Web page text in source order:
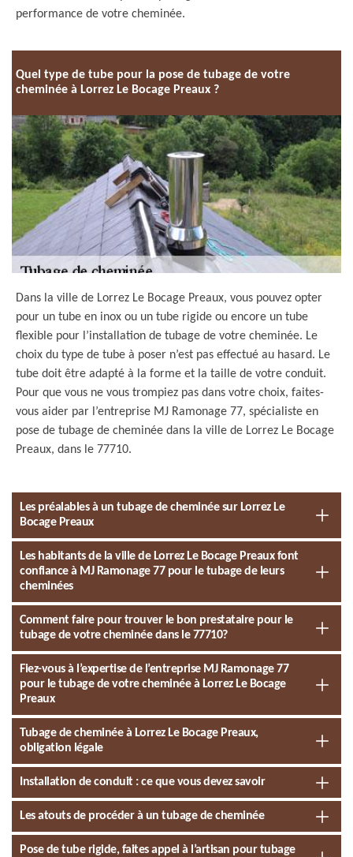
performance de votre cheminée.
Quel type de tube pour la pose de tubage de votre
cheminée à Lorrez Le Bocage Preaux ?
Dans la ville de Lorrez Le Bocage Preaux, vous pouvez opter
pour un tube en inox ou un tube rigide ou encore un tube
flexible pour l’installation de tubage de votre cheminée. Le
choix du type de tube à poser n’est pas effectué au hasard. Le
tube doit être adapté à la forme et la taille de votre conduit.
Pour que vous ne vous trompiez pas dans votre choix, faites-
vous aider par l’entreprise MJ Ramonage 77, spécialiste en
pose de tubage de cheminée dans la ville de Lorrez Le Bocage
Preaux, dans le 77710.
Les préalables à un tubage de cheminée sur Lorrez Le
Bocage Preaux
Les habitants de la ville de Lorrez Le Bocage Preaux font
confiance à MJ Ramonage 77 pour le tubage de leurs
cheminées
Comment faire pour trouver le bon prestataire pour le
tubage de votre cheminée dans le 77710?
Fiez-vous à l’expertise de l’entreprise MJ Ramonage 77
pour le tubage de votre cheminée à Lorrez Le Bocage
Preaux
Tubage de cheminée à Lorrez Le Bocage Preaux,
obligation légale
Installation de conduit : ce que vous devez savoir
Les atouts de procéder à un tubage de cheminée
Pose de tube rigide, faites appel à l’artisan pour tubage